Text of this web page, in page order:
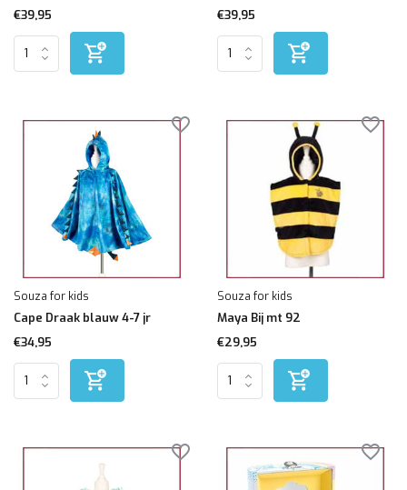
€39,95
€39,95
Souza for kids
Cape Draak blauw 4-7 jr
€34,95
Souza for kids
Maya Bij mt 92
€29,95